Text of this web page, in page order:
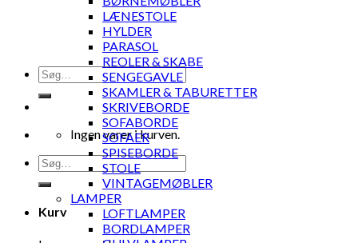
Søg
efter:
Ingen varer i kurven.
Søg
efter:
Kurv
LÆNESTOLE
HYLDER
PARASOL
REOLER & SKABE
SENGEGAVLE
SKAMLER & TABURETTER
SKRIVEBORDE
SOFABORDE
SOFAER
SPISEBORDE
STOLE
VINTAGEMØBLER
LAMPER
LOFTLAMPER
BORDLAMPER